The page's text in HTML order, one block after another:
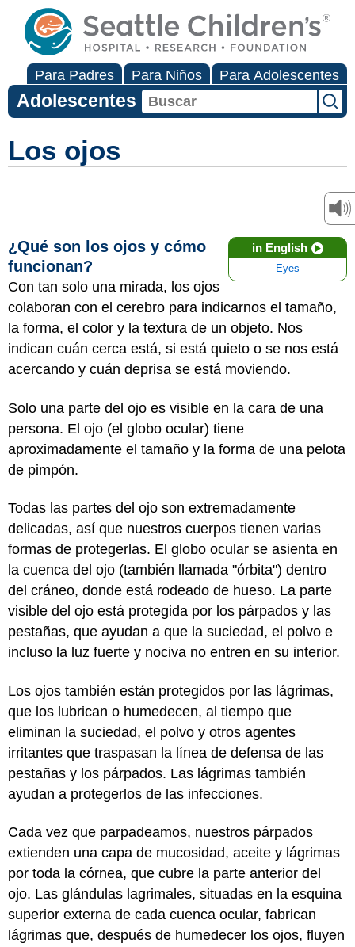
Para Padres Para Niños Para Adolescentes
Adolescentes
Los ojos
in English
Eyes
¿Qué son los ojos y cómo
funcionan?
Con tan solo una mirada, los ojos
colaboran con el cerebro para indicarnos el tamaño,
la forma, el color y la textura de un objeto. Nos
indican cuán cerca está, si está quieto o se nos está
acercando y cuán deprisa se está moviendo.
Solo una parte del ojo es visible en la cara de una
persona. El ojo (el globo ocular) tiene
aproximadamente el tamaño y la forma de una pelota
de pimpón.
Todas las partes del ojo son extremadamente
delicadas, así que nuestros cuerpos tienen varias
formas de protegerlas. El globo ocular se asienta en
la cuenca del ojo (también llamada "órbita") dentro
del cráneo, donde está rodeado de hueso. La parte
visible del ojo está protegida por los párpados y las
pestañas, que ayudan a que la suciedad, el polvo e
incluso la luz fuerte y nociva no entren en su interior.
Los ojos también están protegidos por las lágrimas,
que los lubrican o humedecen, al tiempo que
eliminan la suciedad, el polvo y otros agentes
irritantes que traspasan la línea de defensa de las
pestañas y los párpados. Las lágrimas también
ayudan a protegerlos de las infecciones.
Cada vez que parpadeamos, nuestros párpados
extienden una capa de mucosidad, aceite y lágrimas
por toda la córnea, que cubre la parte anterior del
ojo. Las glándulas lagrimales, situadas en la esquina
superior externa de cada cuenca ocular, fabrican
lágrimas que, después de humedecer los ojos, fluyen